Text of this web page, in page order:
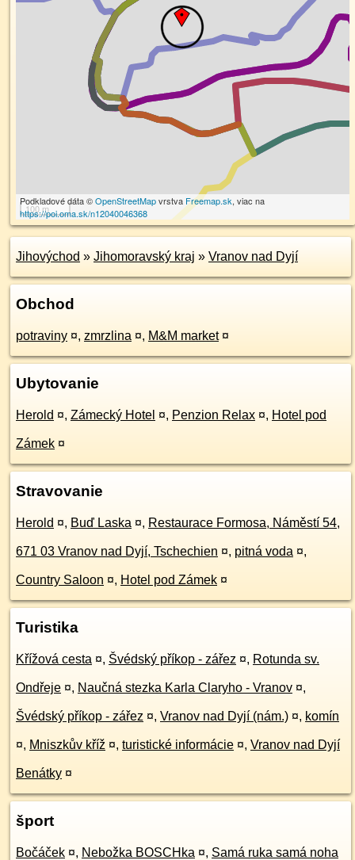
100 m
Podkladové dáta ©OpenStreetMapvrstva Freemap.sk, viac na
https://poi.oma.sk/n12040046368
Jihovýchod » Jihomoravský kraj » Vranov nad Dyjí
Obchod
potraviny ¤, zmrzlina ¤, M&M market ¤
Ubytovanie
Herold ¤, Zámecký Hotel ¤, Penzion Relax ¤, Hotel pod
Zámek ¤
Stravovanie
Herold ¤, Buď Laska ¤, Restaurace Formosa, Náměstí 54,
671 03 Vranov nad Dyjí, Tschechien ¤, pitná voda ¤,
Country Saloon ¤, Hotel pod Zámek ¤
Turistika
Křížová cesta ¤, Švédský příkop - zářez ¤, Rotunda sv.
Ondřeje ¤, Naučná stezka Karla Claryho - Vranov ¤,
Švédský příkop - zářez ¤, Vranov nad Dyjí (nám.) ¤, komín
¤, Mniszkův kříž ¤, turistické informácie ¤, Vranov nad Dyjí
Benátky ¤
šport
Bočáček ¤, Nebožka BOSCHka ¤, Samá ruka samá noha